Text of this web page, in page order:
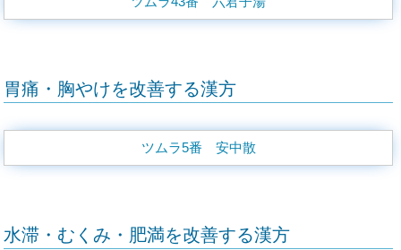
胃痛・胸やけを改善する漢方
ツムラ5番 安中散
水滞・むくみ・肥満を改善する漢方